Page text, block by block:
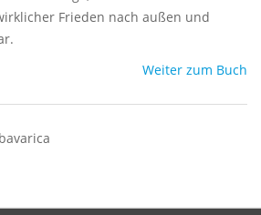
Frieden nach außen und
Weiter zum Buch